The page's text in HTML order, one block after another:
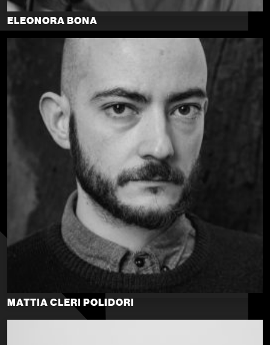
ELEONORA BONA
MATTIA CLERI POLIDORI